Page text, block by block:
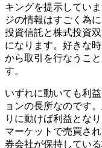
キングを提示してい
ジの情報はすごく為に
投資信託と株式投資
になります。好きな
から取引を行なうこ
す。
いずれに動いても利
ョンの長所なのです
りに動けば利益となり
マーケットで売買さ
券会社が保持してい